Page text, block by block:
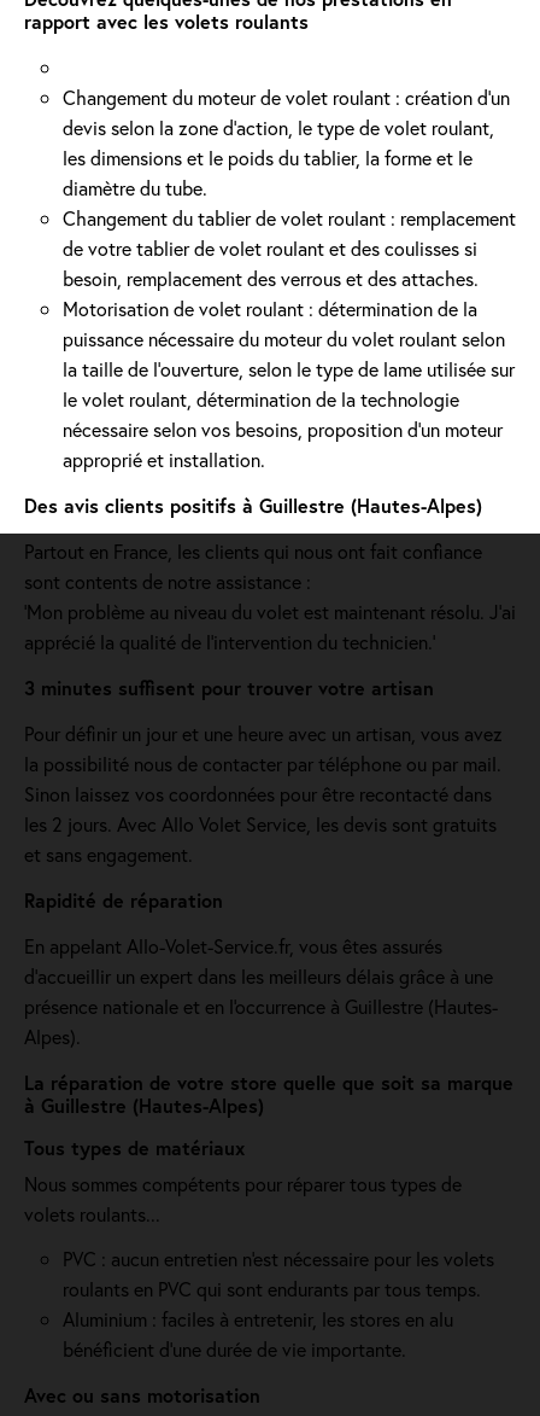
rapport avec les volets roulants
Changement du moteur de volet roulant : création d'un
devis selon la zone d’action, le type de volet roulant,
les dimensions et le poids du tablier, la forme et le
diamètre du tube.
Changement du tablier de volet roulant : remplacement
de votre tablier de volet roulant et des coulisses si
besoin, remplacement des verrous et des attaches.
Motorisation de volet roulant : détermination de la
puissance nécessaire du moteur du volet roulant selon
la taille de l’ouverture, selon le type de lame utilisée sur
le volet roulant, détermination de la technologie
nécessaire selon vos besoins, proposition d'un moteur
approprié et installation.
Des avis clients positifs à Guillestre (Hautes-Alpes)
Partout en France, les clients qui nous ont fait confiance
sont contents de notre assistance :
'Mon problème au niveau du volet est maintenant résolu. J’ai
apprécié la qualité de l’intervention du technicien.'
3 minutes suffisent pour trouver votre artisan
Pour définir un jour et une heure avec un artisan, vous avez
la possibilité nous de contacter par téléphone ou par mail.
Sinon laissez vos coordonnées pour être recontacté dans
les 2 jours. Avec Allo Volet Service, les devis sont gratuits
et sans engagement.
Rapidité de réparation
En appelant Allo-Volet-Service.fr, vous êtes assurés
d'accueillir un expert dans les meilleurs délais grâce à une
présence nationale et en l'occurrence à Guillestre (Hautes-
Alpes).
La réparation de votre store quelle que soit sa marque
à Guillestre (Hautes-Alpes)
Tous types de matériaux
Nous sommes compétents pour réparer tous types de
volets roulants...
PVC : aucun entretien n'est nécessaire pour les volets
roulants en PVC qui sont endurants par tous temps.
Aluminium : faciles à entretenir, les stores en alu
bénéficient d'une durée de vie importante.
Avec ou sans motorisation